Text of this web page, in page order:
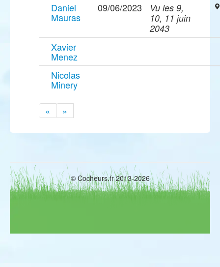
Daniel
Mauras
09/06/2023
Vu les 9,
10, 11 juin
2043
Xavier
Menez
Nicolas
Minery
« »
© Cocheurs.fr 2013-2026